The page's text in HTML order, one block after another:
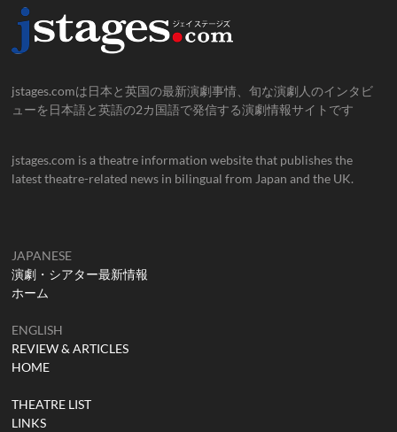
jstages.comは日本と英国の最新演劇事情、旬な演劇人のインタビ
ューを日本語と英語の2カ国語で発信する演劇情報サイトです
jstages.com is a theatre information website that publishes the
latest theatre-related news in bilingual from Japan and the UK.
JAPANESE
演劇・シアター最新情報
ホーム
ENGLISH
REVIEW & ARTICLES
HOME
THEATRE LIST
LINKS